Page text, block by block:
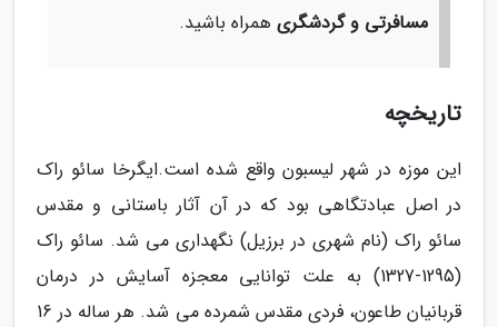
مسافرتی و گردشگری همراه باشید.
تاریخچه
این موزه در شهر لیسبون واقع شده است.ایگرخا سائو راک
در اصل عبادتگاهی بود که در آن آثار باستانی و مقدس
سائو راک (نام شهری در برزیل) نگهداری می شد. سائو راک
(1295-1327) به علت توانایی معجزه آسایش در درمان
قربانیان طاعون، فردی مقدس شمرده می شد. هر ساله در 16